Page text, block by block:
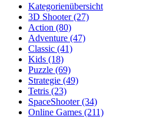
Kategorienübersicht
3D Shooter(27)
Action (80)
Adventure (47)
Classic (41)
Kids (18)
Puzzle (69)
Strategie (49)
Tetris (23)
SpaceShooter(34)
Online Games (211)